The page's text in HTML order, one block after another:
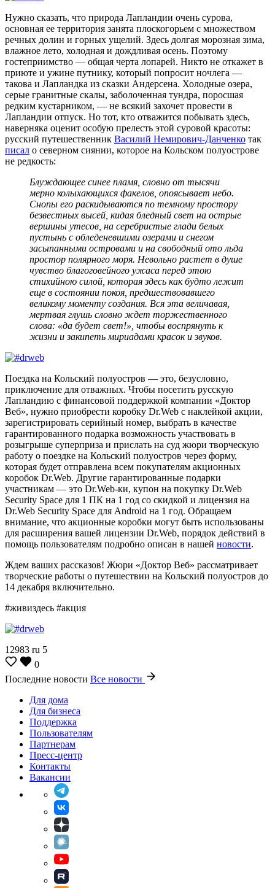
Нужно сказать, что природа Лапландии очень сурова,
основная ее территория занята плоскогорьем с множеством
речных долин и горных ущелий. Здесь долгая морозная зима,
влажное лето, холодная и дождливая осень. Поэтому
гостеприимство — общая черта лопарей. Никто не откажет в
приюте и ужине путнику, который попросит ночлега —
такова и Лапландка из сказки Андерсена. Холодные озера,
серые гранитные скалы, заболоченная тундра, поросшая
редким кустарником, — не всякий захочет провести в
Лапландии отпуск. Но тот, кто отважится побывать здесь,
наверняка оценит особую прелесть этой суровой красоты:
русский путешественник Василий Немирович-Данченко так
писал о северном сиянии, которое на Кольском полуострове
не редкость:
Блуждающее синее пламя, словно от тысячи
мерно колыхающихся факелов, опоясывает небо.
Снопы его раскидываются по темному простору
безвестных высей, кидая бледный свет на острые
вершины утесов, на серебристые глади белых
пустынь с обледеневшими озерами и снегом
засыпанными островами и на свободный ото льда
простор полярного моря. Невольно растет в душе
чувство благоговейного ужаса перед этою
стихийною силой, которая здесь как будто лежит
еще в состоянии покоя, предшествовавшего
великому моменту создания. Вся эта величавая,
мертвая глушь словно ждет торжественного
слова: «да будет свет!», чтобы воспрянуть к
жизни и закипеть мириадами красок и звуков.
Поездка на Кольский полуостров — это, безусловно,
приключение для отважных. Чтобы посетить русскую
Лапландию с финансовой поддержкой компании «Доктор
Веб», нужно приобрести коробку Dr.Web с наклейкой акции,
зарегистрировать серийный номер, выбрать в качестве
гарантированного подарка возможность участвовать в
розыгрыше суперприза и прислать на суд жюри творческую
работу о поездке на Кольский полуостров через форму,
которая будет отправлена всем покупателям акционных
коробок Dr.Web. Другие гарантированные подарки
участникам — это Dr.Web-ки, купон на покупку Dr.Web
Security Space для 1 ПК на 1 год со скидкой и лицензия на
Dr.Web Security Space для Android на 1 год. Обращаем
внимание, что акционные коробки могут быть использованы
для расширения вашей лицензии Dr.Web, порядок действий в
помощь пользователям подробно описан в нашей новости.
Ждем ваших рассказов! Жюри «Доктор Веб» рассматривает
творческие работы о путешествии на Кольский полуостров до
14 декабря включительно.
#живиздесь #акция
12983 ru 5
0
Последние новости Все новости
Для дома
Для бизнеса
Поддержка
Пользователям
Партнерам
Пресс-центр
Контакты
Вакансии